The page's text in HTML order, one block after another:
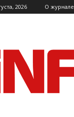
2026 O журнале